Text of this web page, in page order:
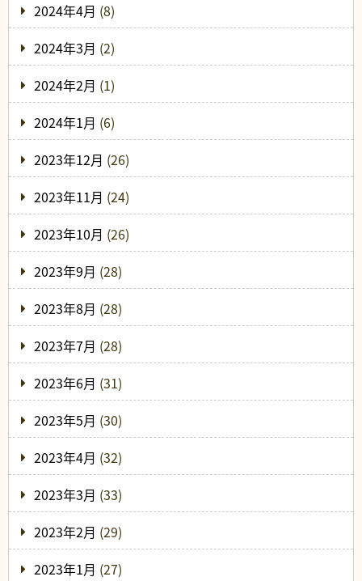
2024年4月 (8)
2024年3月 (2)
2024年2月 (1)
2024年1月 (6)
2023年12月 (26)
2023年11月 (24)
2023年10月 (26)
2023年9月 (28)
2023年8月 (28)
2023年7月 (28)
2023年6月 (31)
2023年5月 (30)
2023年4月 (32)
2023年3月 (33)
2023年2月 (29)
2023年1月 (27)